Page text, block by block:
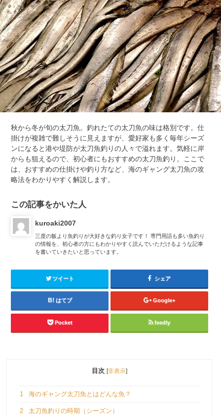
秋から冬が旬の太刀魚。釣れたての太刀魚の味は格別です。仕
掛けが複雑で難しそうに見えますが、愛好家も多く毎年シーズ
ンになると港や堤防が太刀魚釣りの人々で溢れます。気軽に岸
からも狙えるので、初心者にもおすすめの太刀魚釣り。ここで
は、おすすめの仕掛けや釣り方など、海のギャング太刀魚の攻
略法をわかりやすく解説します。
この記事をかいた人
kuroaki2007
三度の飯より魚釣りが大好きな釣り女子です！ 専門用語も多い魚釣り
の情報を、初心者の方にもわかりやすく読んでいただけるような記事
を書いていきたいと思っています。
ツイート シェア
はてブ Google+
Pocket feedly
目次 [非表示]
1 海のギャング太刀魚とはどんな魚？
2 太刀魚釣りの時期（シーズン）